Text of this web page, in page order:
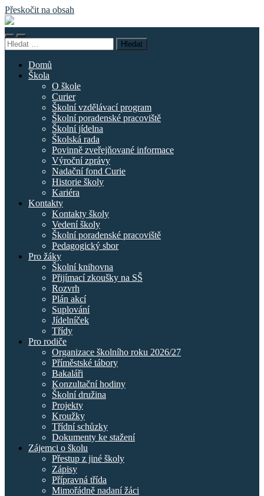
Přeskočit na obsah
Základní
škola
náměstí
Curieových
Přepnout
mobilní
Přepnout
vyhledávací
Vyhledávání
Domů
Škola
O škole
Curier
Školní vzdělávací program
Školní poradenské pracoviště
Školní jídelna
Školská rada
Povinně zveřejňované informace
Výroční zprávy
Nadační fond Curie
Historie školy
Kariéra
Kontakty
Kontakty školy
Vedení školy
Školní poradenské pracoviště
Pedagogický sbor
Pro žáky
Školní knihovna
Přijímací zkoušky na SŠ
Rozvrh
Plán akcí
Suplování
Jídelníček
Třídy
Pro rodiče
Organizace školního roku 2026/27
Příměstské tábory
Bakaláři
Konzultační hodiny
Školní družina
Projekty
Kroužky
Třídní schůzky
Dokumenty ke stažení
Zájemci o školu
Přestup z jiné školy
Zápisy
Přípravná třída
Mimořádně nadaní žáci